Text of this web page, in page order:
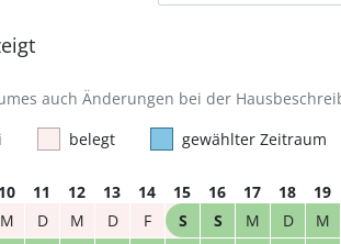
auch Änderungen bei der
belegt gewählter Zeitraum
10 11 12 13 14 15 16 17 18 19
M D M D F S S M D M